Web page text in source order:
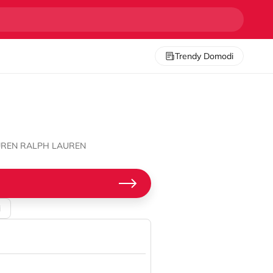
Trendy Domodi
RALPH LAUREN